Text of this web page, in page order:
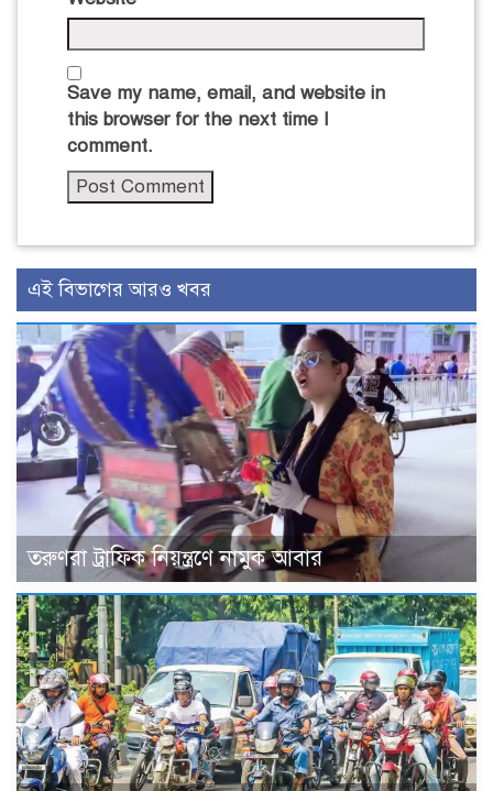
Save my name, email, and website in
this browser for the next time I
comment.
এই বিভাগের আরও খবর
তরুণরা ট্রাফিক নিয়ন্ত্রণে নামুক আবার